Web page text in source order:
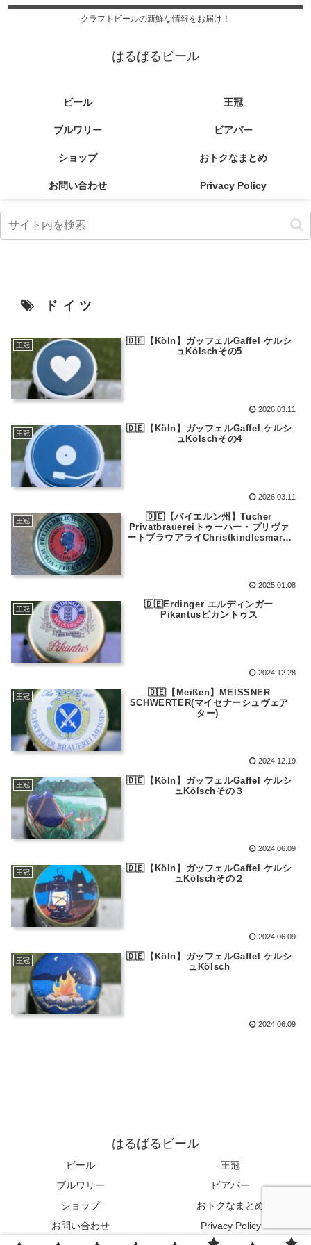
クラフトビールの新鮮な情報をお届け！
はるばるビール
ビール 王冠
ブルワリー ビアバー
ショップ おトクなまとめ
お問い合わせ Privacy Policy
ドイツ
王冠
🇩🇪【Köln】ガッフェルGaffel ケルシ
ュKölschその5
2026.03.11
王冠
🇩🇪【Köln】ガッフェルGaffel ケルシ
ュKölschその4
2026.03.11
王冠
🇩🇪【バイエルン州】Tucher
Privatbrauereiトゥーハー・プリヴァ
ートブラウアライChristkindlesmarkt
2025.01.08
王冠
🇩🇪Erdinger エルディンガー
Pikantusピカントゥス
2024.12.28
王冠
🇩🇪【Meißen】MEISSNER
SCHWERTER(マイセナーシュヴェア
ター)
2024.12.19
王冠
🇩🇪【Köln】ガッフェルGaffel ケルシ
ュKölschその３
2024.06.09
王冠
🇩🇪【Köln】ガッフェルGaffel ケルシ
ュKölschその２
2024.06.09
王冠
🇩🇪【Köln】ガッフェルGaffel ケルシ
ュKölsch
2024.06.09
はるばるビール
ビール
王冠
ブルワリー
ビアバー
ショップ
おトクなまとめ
お問い合わせ
Privacy Policy